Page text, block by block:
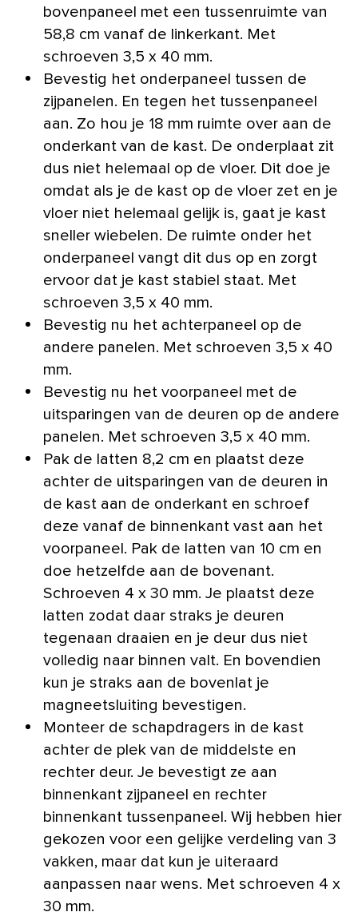
bovenpaneel met een tussenruimte van
58,8 cm vanaf de linkerkant. Met
schroeven 3,5 x 40 mm.
Bevestig het onderpaneel tussen de
zijpanelen. En tegen het tussenpaneel
aan. Zo hou je 18 mm ruimte over aan de
onderkant van de kast. De onderplaat zit
dus niet helemaal op de vloer. Dit doe je
omdat als je de kast op de vloer zet en je
vloer niet helemaal gelijk is, gaat je kast
sneller wiebelen. De ruimte onder het
onderpaneel vangt dit dus op en zorgt
ervoor dat je kast stabiel staat. Met
schroeven 3,5 x 40 mm.
Bevestig nu het achterpaneel op de
andere panelen. Met schroeven 3,5 x 40
mm.
Bevestig nu het voorpaneel met de
uitsparingen van de deuren op de andere
panelen. Met schroeven 3,5 x 40 mm.
Pak de latten 8,2 cm en plaatst deze
achter de uitsparingen van de deuren in
de kast aan de onderkant en schroef
deze vanaf de binnenkant vast aan het
voorpaneel. Pak de latten van 10 cm en
doe hetzelfde aan de bovenant.
Schroeven 4 x 30 mm. Je plaatst deze
latten zodat daar straks je deuren
tegenaan draaien en je deur dus niet
volledig naar binnen valt. En bovendien
kun je straks aan de bovenlat je
magneetsluiting bevestigen.
Monteer de schapdragers in de kast
achter de plek van de middelste en
rechter deur. Je bevestigt ze aan
binnenkant zijpaneel en rechter
binnenkant tussenpaneel. Wij hebben hier
gekozen voor een gelijke verdeling van 3
vakken, maar dat kun je uiteraard
aanpassen naar wens. Met schroeven 4 x
30 mm.